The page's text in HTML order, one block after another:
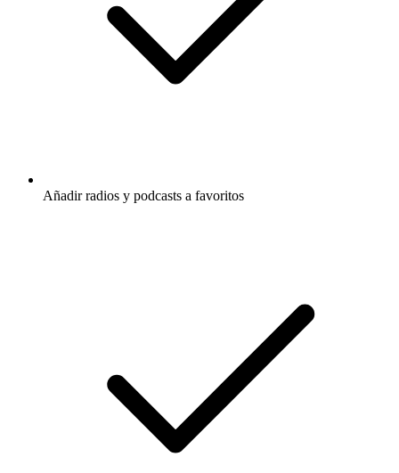
Añadir radios y podcasts a favoritos